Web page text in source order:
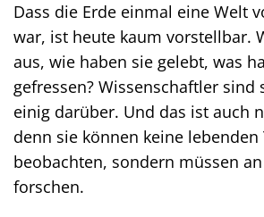
Dass die Erde einmal eine Welt
war, ist heute kaum vorstellbar.
aus, wie haben sie gelebt, was
gefressen? Wissenschaftler
einig darüber. Und das ist auch
denn sie können keine lebenden
beobachten, sondern müssen
forschen.